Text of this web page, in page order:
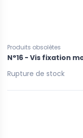
Produits obsolètes
N°16 - Vis fixation
Rupture de stock